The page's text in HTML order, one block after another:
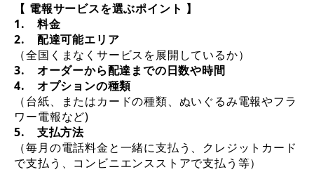
【 電報サービスを選ぶポイント 】
1. 料金
2. 配達可能エリア
（全国くまなくサービスを展開しているか）
3. オーダーから配達までの日数や時間
4. オプションの種類
（台紙、またはカードの種類、ぬいぐるみ電報やフラ
ワー電報など)
5. 支払方法
（毎月の電話料金と一緒に支払う、クレジットカード
で支払う、コンビニエンスストアで支払う等）